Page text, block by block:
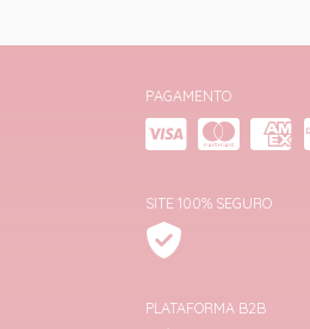
PAGAMENTO
SITE 100% SEGURO
PLATAFORMA B2B